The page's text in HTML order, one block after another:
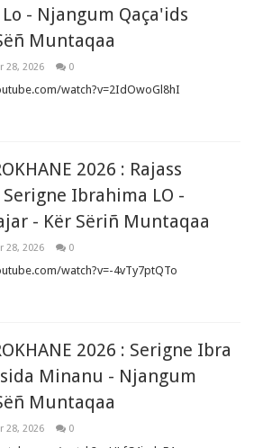
- Njangum Qaça'ids
Muntaqaa
28, 2026 0
watch?v=2IdOwoGl8hI
2026 : Rajass
Ibrahima LO -
- Kër Sëriñ Muntaqaa
28, 2026 0
watch?v=-4vTy7ptQTo
2026 : Serigne Ibra
Minanu - Njangum
Muntaqaa
28, 2026 0